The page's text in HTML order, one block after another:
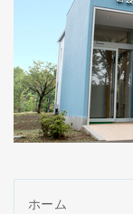
ホーム